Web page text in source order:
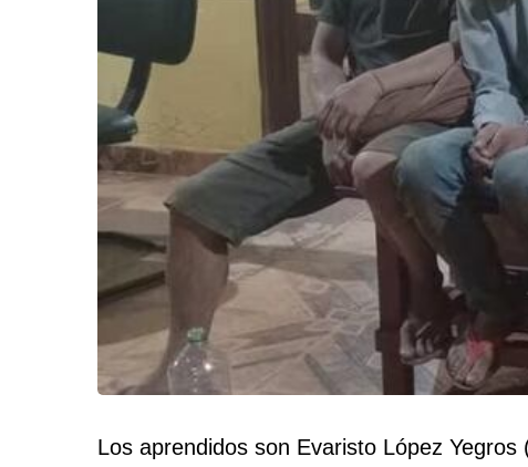
Los aprendidos son Evaristo López